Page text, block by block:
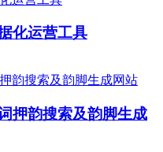
化运营工具
押韵搜索及韵脚生成